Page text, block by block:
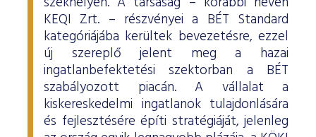
KEQI Zrt. – részvényei a BÉT Standard
kategóriájába kerültek bevezetésre, ezzel
új szereplő jelent meg a hazai
ingatlanbefektetési szektorban a BÉT
szabályozott piacán. A vállalat a
kiskereskedelmi ingatlanok tulajdonlására
és fejlesztésére építi stratégiáját, jelenleg